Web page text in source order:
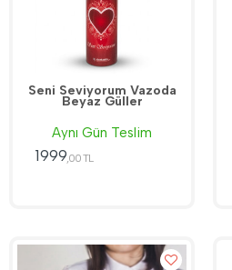
Seni Seviyorum Vazoda
Beyaz Güller
Aynı Gün Teslim
1999 ,00 TL